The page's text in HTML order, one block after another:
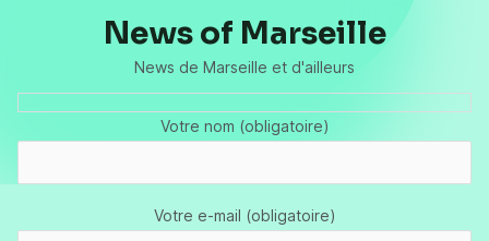
News of Marseille
News de Marseille et d'ailleurs
Votre nom (obligatoire)
Votre e-mail (obligatoire)